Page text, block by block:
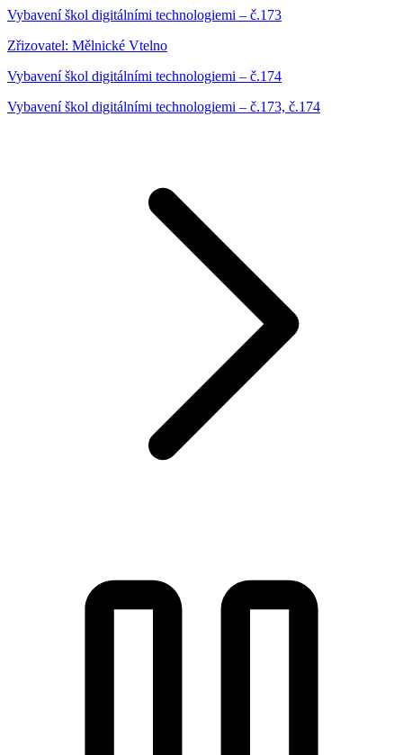
Vybavení škol digitálními technologiemi – č.173
Zřizovatel: Mělnické Vtelno
Vybavení škol digitálními technologiemi – č.174
Vybavení škol digitálními technologiemi – č.173, č.174